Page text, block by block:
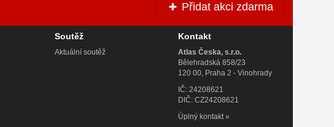
Přidat akci zdarma
Soutěž
Aktuální soutěž
Kontakt
Atlas Česka, s.r.o.
Bělehradská 858/23
120 00, Praha 2 - Vinohrady
IČ: 24208621
DIČ: CZ24208621
Úplný kontakt»